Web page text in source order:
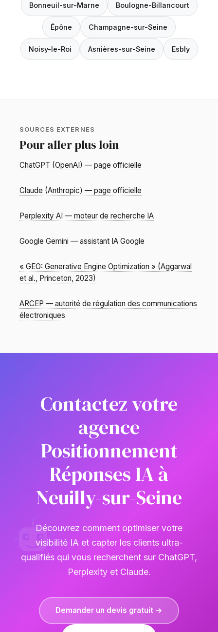
Bonneuil-sur-Marne Boulogne-Billancourt
Épône Champagne-sur-Seine
Noisy-le-Roi Asnières-sur-Seine Esbly
SOURCES EXTERNES
Pour aller plus loin
ChatGPT (OpenAI) — page officielle
Claude (Anthropic) — page officielle
Perplexity AI — moteur de recherche IA
Google Gemini — assistant IA Google
« GEO: Generative Engine Optimization » (Aggarwal
et al., Princeton, 2023)
ARCEP — autorité de régulation des communications
électroniques
Contactez votre
agence
Positionnement
Réponses IA à
Neuilly-sur-Seine
Découvrez comment optimiser votre
visibilité IA et capter les clients ultra-
qualifiés qui vous recherchent sur ChatGPT,
Perplexity et Claude.
Demander un devis gratuit →